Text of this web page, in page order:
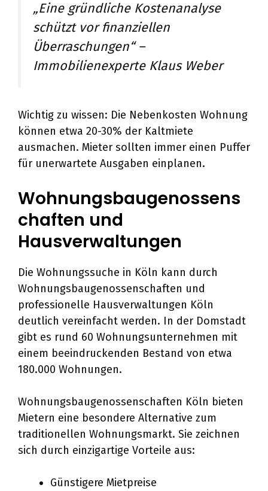
„Eine gründliche Kostenanalyse
schützt vor finanziellen
Überraschungen“ –
Immobilienexperte Klaus Weber
Wichtig zu wissen: Die Nebenkosten Wohnung
können etwa 20-30% der Kaltmiete
ausmachen. Mieter sollten immer einen Puffer
für unerwartete Ausgaben einplanen.
Wohnungsbaugenossens
chaften und
Hausverwaltungen
Die Wohnungssuche in Köln kann durch
Wohnungsbaugenossenschaften und
professionelle Hausverwaltungen Köln
deutlich vereinfacht werden. In der Domstadt
gibt es rund 60 Wohnungsunternehmen mit
einem beeindruckenden Bestand von etwa
180.000 Wohnungen.
Wohnungsbaugenossenschaften Köln bieten
Mietern eine besondere Alternative zum
traditionellen Wohnungsmarkt. Sie zeichnen
sich durch einzigartige Vorteile aus:
Günstigere Mietpreise